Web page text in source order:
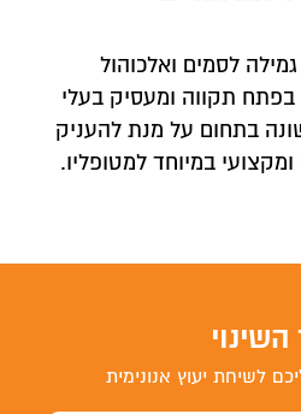
לסמים ואלכוהול
תקווה ומעסיק בעלי
בתחום על מנת להעניק
במיוחד למטופליו.
לשיחת יעוץ אנונימית